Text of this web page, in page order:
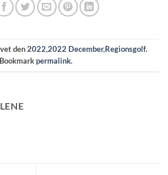
den2022,2022 December,Regionsgolf.
Bookmarkpermalink.